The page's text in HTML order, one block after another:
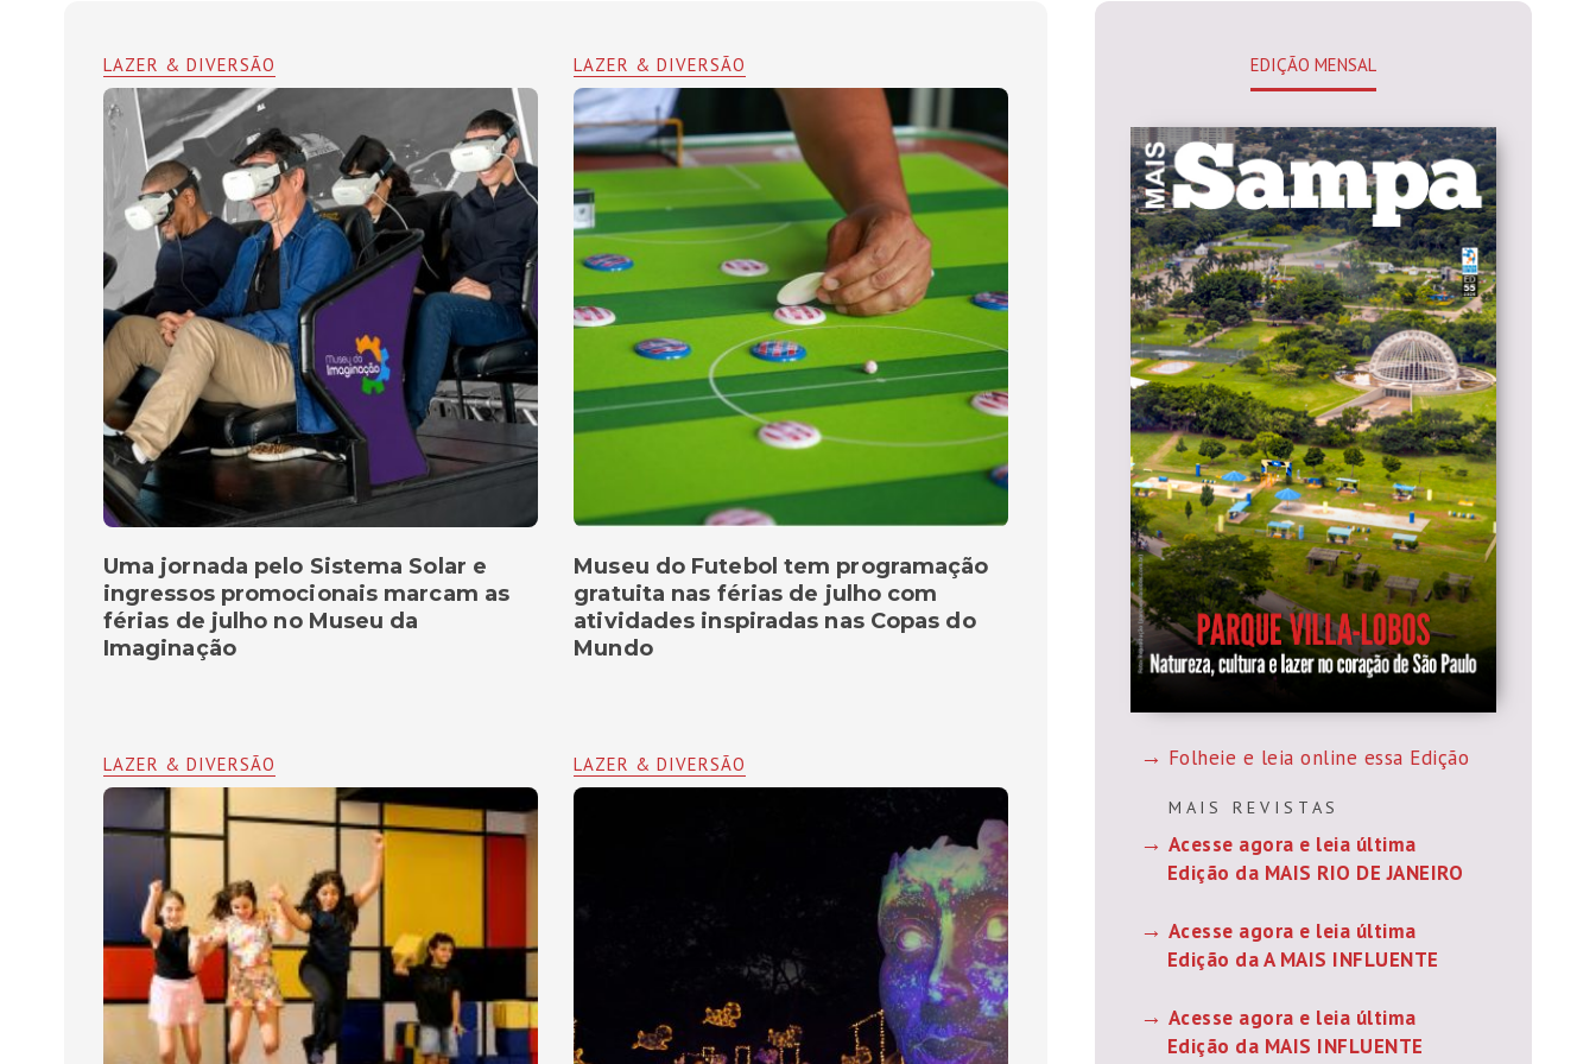
LAZER & DIVERSÃO
Museu do Futebol tem programação
gratuita nas férias de julho com
atividades inspiradas nas Copas do
Mundo
LAZER & DIVERSÃO
Uma jornada pelo Sistema Solar e
ingressos promocionais marcam as
férias de julho no Museu da
Imaginação
LAZER & DIVERSÃO
LAZER & DIVERSÃO
EDIÇÃO MENSAL
Folheie e leia online essa Edição
M A I S R E V I S T A S
Acesse agora e leia última
Edição da MAIS RIO DE JANEIRO
Acesse agora e leia última
Edição da A MAIS INFLUENTE
Acesse agora e leia última
Edição da MAIS INFLUENTE